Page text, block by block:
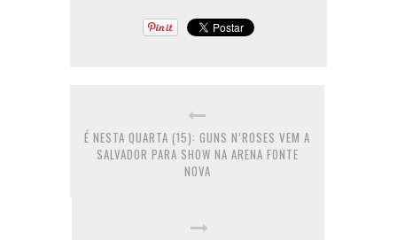
É NESTA QUARTA (15): GUNS N’ROSES VEM A
SALVADOR PARA SHOW NA ARENA FONTE
NOVA